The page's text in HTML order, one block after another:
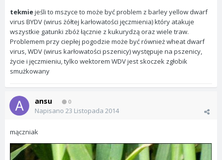
tekmiejeśli to mszyce to może być problem z barley yellow dwarf
virus BYDV (wirus żółtej karłowatości jęczmienia) który atakuje
wszystkie gatunki zbóż łącznie z kukurydzą oraz wiele traw.
Problemem przy ciepłej pogodzie może być również wheat dwarf
virus, WDV (wirus karłowatości pszenicy) występuje na pszenicy,
życie i jęczmieniu, tylko wektorem WDV jest skoczek zgłobik
smużkowany
ansu 0
Napisano 23 Listopada 2014
mączniak